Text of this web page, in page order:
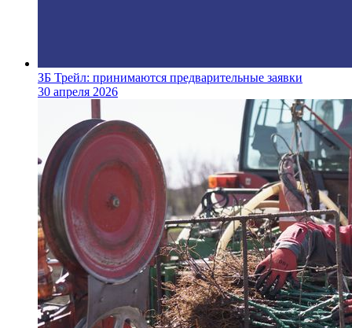
ЗБ Трейл: принимаются предварительные заявки
30 апреля 2026